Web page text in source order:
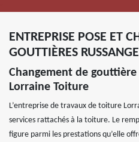
ENTREPRISE POSE ET
GOUTTIÈRES
Changement de
Lorraine Toiture
L’entreprise de travaux de toiture
services rattachés à la toiture. Le
figure parmi les prestations qu’elle